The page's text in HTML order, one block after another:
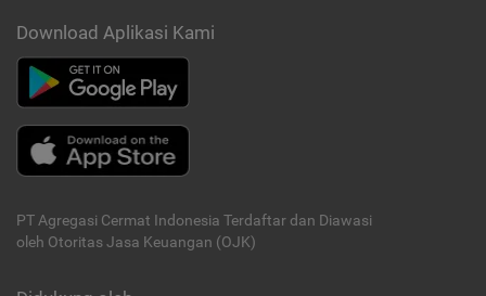
Download Aplikasi Kami
PT Agregasi Cermat Indonesia Terdaftar dan Diawasi
oleh Otoritas Jasa Keuangan (OJK)